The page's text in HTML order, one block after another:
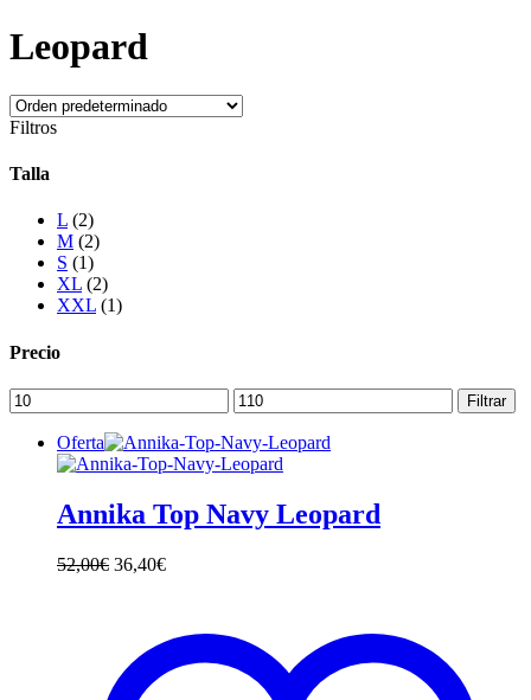
Leopard
Filtros
Talla
L (2)
M (2)
S (1)
XL (2)
XXL (1)
Precio
Precio
mínimo
Precio
máximo
Filtrar
Oferta
Annika Top Navy Leopard
52,00€ 36,40€